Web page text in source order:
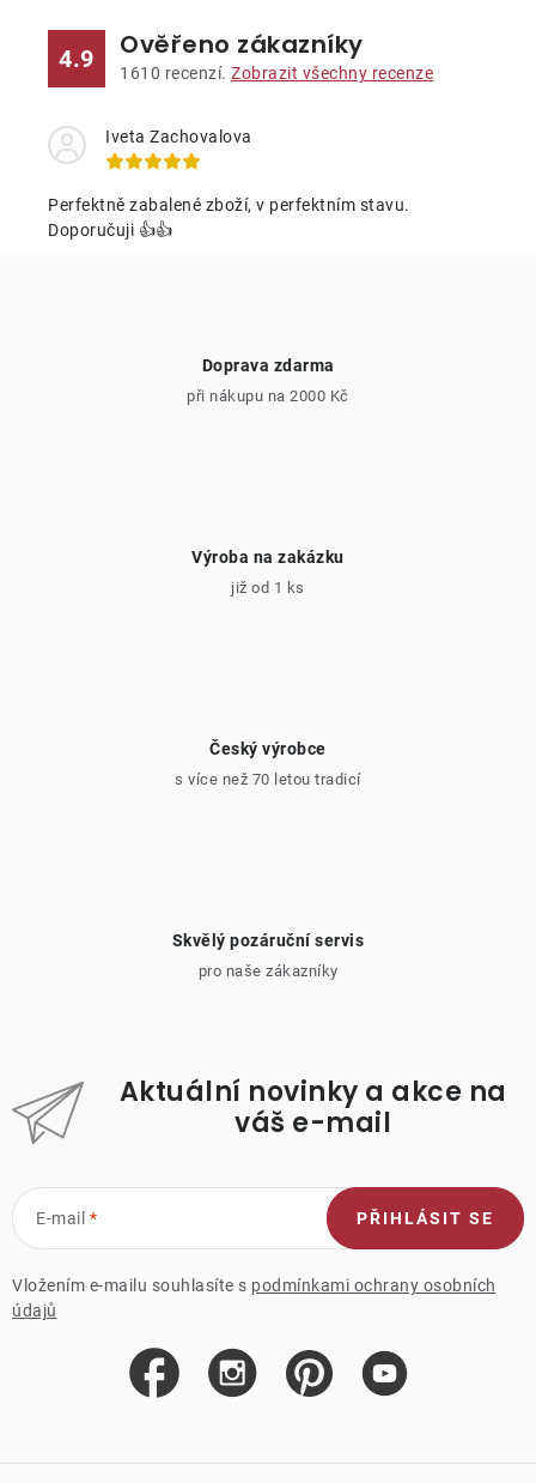
4.9 Ověřeno zákazníky
1610 recenzí. Zobrazit všechny recenze
Iveta Zachovalova
Perfektně zabalené zboží, v perfektním stavu.
Doporučuji 👍👍
Doprava zdarma
při nákupu na 2000 Kč
Výroba na zakázku
již od 1 ks
Český výrobce
s více než 70 letou tradicí
Skvělý pozáruční servis
pro naše zákazníky
Aktuální novinky a akce na
váš e-mail
E-mail
Vložením e-mailu souhlasíte s podmínkami ochrany osobních
údajů
PŘIHLÁSIT SE
á